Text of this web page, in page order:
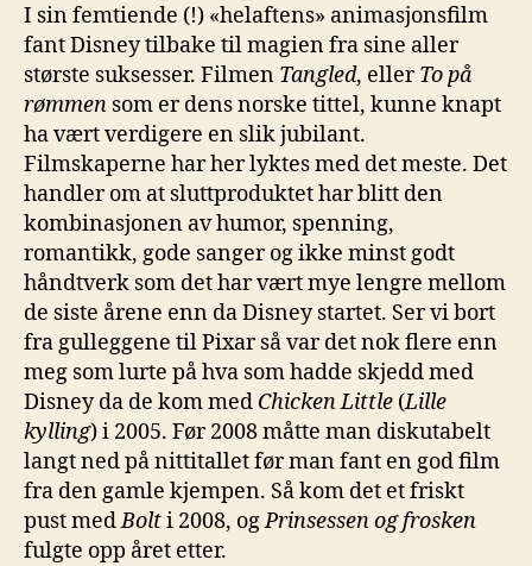
I sin femtiende (!) «helaftens» animasjonsfilm
fant Disney tilbake til magien fra sine aller
største suksesser. Filmen Tangled, ellerTo på
rømmen som er dens norske tittel, kunne knapt
ha vært verdigere en slik jubilant.
Filmskaperne har her lyktes med det meste. Det
handler om at sluttproduktet har blitt den
kombinasjonen av humor, spenning,
romantikk, gode sanger og ikke minst godt
håndtverk som det har vært mye lengre mellom
de siste årene enn da Disney startet. Ser vi bort
fra gulleggene til Pixar så var det nok flere enn
meg som lurte på hva som hadde skjedd med
Disney da de kom med Chicken Little (Lille
kylling) i 2005. Før 2008 måtte man diskutabelt
langt ned på nittitallet før man fant en god film
fra den gamle kjempen. Så kom det et friskt
pust medBolti 2008, ogPrinsessen og frosken
fulgte opp året etter.